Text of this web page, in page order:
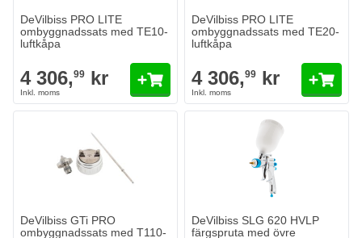
DeVilbiss PRO LITE
ombyggnadssats med TE10-
luftkåpa
4 306,99 kr
DeVilbiss PRO LITE
ombyggnadssats med TE20-
luftkåpa
4 306,99 kr
DeVilbiss GTi PRO ombyggnadssats med T110-luftkåpa
Munstycksöppning
kr
Lägg till i kundvagn
DeVilbiss GTi PRO
ombyggnadssats med T110-
DeVilbiss SLG 620 HVLP
färgspruta med övre